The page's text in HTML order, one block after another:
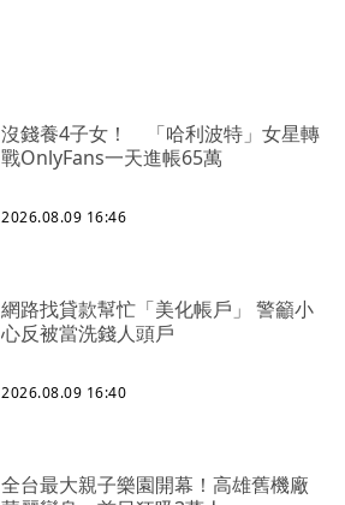
沒錢養4子女！ 「哈利波特」女星轉
戰OnlyFans一天進帳65萬
2026.08.09 16:46
網路找貸款幫忙「美化帳戶」 警籲小
心反被當洗錢人頭戶
2026.08.09 16:40
全台最大親子樂園開幕！高雄舊機廠